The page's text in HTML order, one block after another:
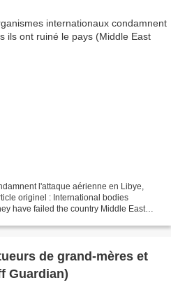
l'attaque aérienne en Libye,
originel : International bodies
have failed the country Middle East
de grand-mères et
Guardian)